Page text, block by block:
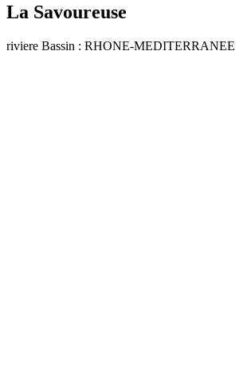
La Savoureuse
riviere Bassin : RHONE-MEDITERRANEE